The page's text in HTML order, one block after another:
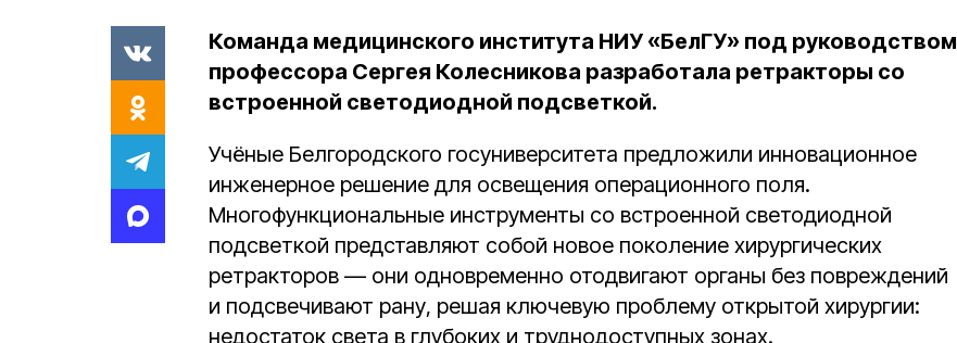
Команда медицинского института НИУ «БелГУ» под руководством
профессора Сергея Колесникова разработала ретракторы со
встроенной светодиодной подсветкой.
Учёные Белгородского госуниверситета предложили инновационное
инженерное решение для освещения операционного поля.
Многофункциональные инструменты со встроенной светодиодной
подсветкой представляют собой новое поколение хирургических
ретракторов — они одновременно отодвигают органы без повреждений
и подсвечивают рану, решая ключевую проблему открытой хирургии:
недостаток света в глубоких и труднодоступных зонах.